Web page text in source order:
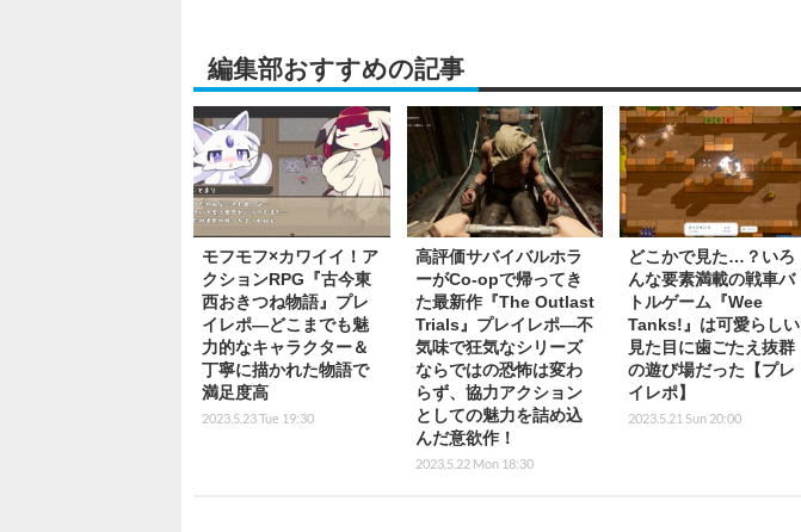
編集部おすすめの記事
モフモフ×カワイイ！ア
クションRPG『古今東
西おきつね物語』プレ
イレポ―どこまでも魅
力的なキャラクター＆
丁寧に描かれた物語で
満足度高
2023.5.23 Tue 19:30
高評価サバイバルホラ
ーがCo-opで帰ってき
た最新作『The Outlast
Trials』プレイレポ―不
気味で狂気なシリーズ
ならではの恐怖は変わ
らず、協力アクション
としての魅力を詰め込
んだ意欲作！
2023.5.22 Mon 18:30
どこかで見た…？いろ
んな要素満載の戦車バ
トルゲーム『Wee
Tanks!』は可愛らしい
見た目に歯ごたえ抜群
の遊び場だった【プレ
イレポ】
2023.5.21 Sun 20:00